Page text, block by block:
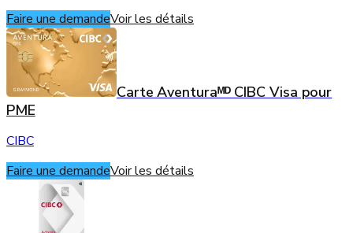
Faire une demandeVoir les détails
Carte Aventuraᴹᴰ CIBC Visa pour
PME
CIBC
Faire une demandeVoir les détails